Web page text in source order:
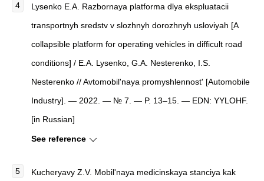
Lysenko E.A. Razbornaya platforma dlya ekspluatacii
transportnyh sredstv v slozhnyh dorozhnyh usloviyah [A
collapsible platform for operating vehicles in difficult road
conditions] / E.A. Lysenko, G.A. Nesterenko, I.S.
Nesterenko // Avtomobil'naya promyshlennost' [Automobile
Industry]. — 2022. — № 7. — P. 13–15. — EDN: YYLOHF.
[in Russian]
See reference
Kucheryavy Z.V. Mobil'naya medicinskaya stanciya kak